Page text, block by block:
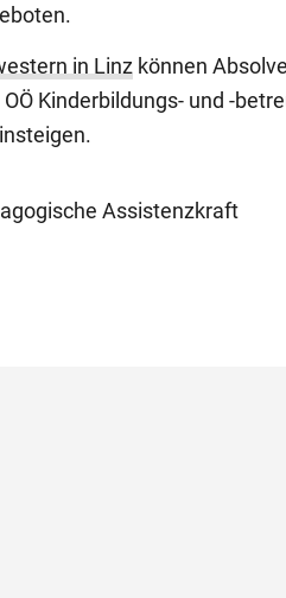
in Linz können
Kinderbildungs- und -